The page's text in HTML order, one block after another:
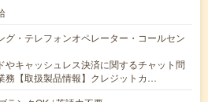
グ・テレフォンオペレーター・コールセン
やキャッシュレス決済に関するチャット問
務【取扱製品情報】クレジットカ…